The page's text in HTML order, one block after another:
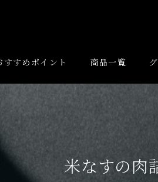
すめポイント 商品一覧
米なすの